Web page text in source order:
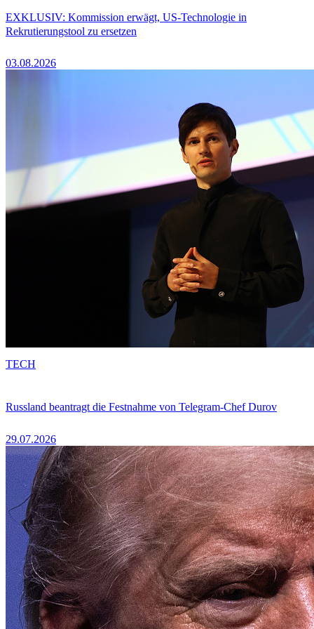
EXKLUSIV: Kommission erwägt, US-Technologie in
Rekrutierungstool zu ersetzen
03.08.2026
Russland beantragt die Festnahme von Telegram-Chef Durov
29.07.2026
TECH